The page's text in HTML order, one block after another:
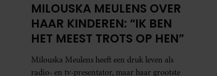
MILOUSKA MEULENS OVER
HAAR KINDEREN: “IK BEN
HET MEEST TROTS OP HEN”
Milouska Meulens heeft een druk leven als
radio- en tv-presentator, maar haar grootste